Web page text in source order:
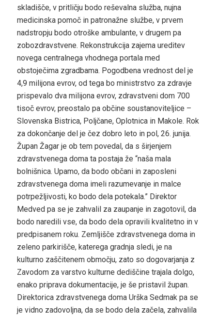
skladišče, v pritličju bodo reševalna služba, nujna
medicinska pomoč in patronažne službe, v prvem
nadstropju bodo otroške ambulante, v drugem pa
zobozdravstvene. Rekonstrukcija zajema ureditev
novega centralnega vhodnega portala med
obstoječima zgradbama. Pogodbena vrednost del je
4,9 milijona evrov, od tega bo ministrstvo za zdravje
prispevalo dva milijona evrov, zdravstveni dom 700
tisoč evrov, preostalo pa občine soustanoviteljice –
Slovenska Bistrica, Poljčane, Oplotnica in Makole. Rok
za dokončanje del je čez dobro leto in pol, 26. junija.
Župan Žagar je ob tem povedal, da s širjenjem
zdravstvenega doma ta postaja že “naša mala
bolnišnica. Upamo, da bodo občani in zaposleni
zdravstvenega doma imeli razumevanje in malce
potrpežljivosti, ko bodo dela potekala.” Direktor
Medved pa se je zahvalil za zaupanje in zagotovil, da
bodo naredili vse, da bodo dela opravili kvalitetno in v
predpisanem roku. Zemljišče zdravstvenega doma in
zeleno parkirišče, katerega gradnja sledi, je na
kulturno zaščitenem območju, zato so dogovarjanja z
Zavodom za varstvo kulturne dediščine trajala dolgo,
enako priprava dokumentacije, je še pristavil župan.
Direktorica zdravstvenega doma Urška Sedmak pa se
je vidno zadovoljna, da se bodo dela začela, zahvalila